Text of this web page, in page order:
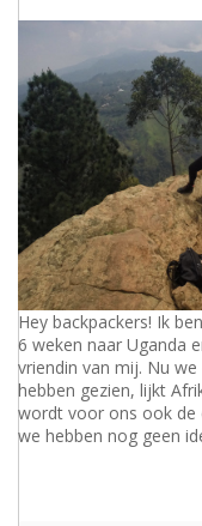
Hey backpackers! Ik
6 weken naar Uganda
vriendin van mij. Nu
hebben gezien, lijkt
wordt voor ons ook de
we hebben nog geen